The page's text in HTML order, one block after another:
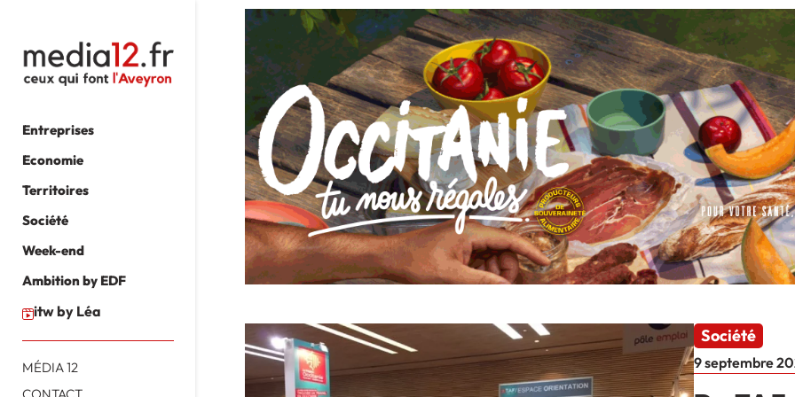
Entreprises
Economie
Territoires
Société
Week-end
Ambition by EDF
itw by Léa
MÉDIA 12
Société
9 septembre